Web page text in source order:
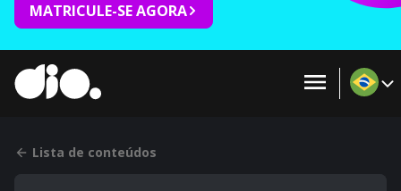
MATRICULE-SE AGORA
Lista de conteúdos